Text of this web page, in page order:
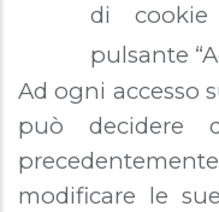
di cookie
pulsante
Ad ogni accesso
può decidere
modificare le